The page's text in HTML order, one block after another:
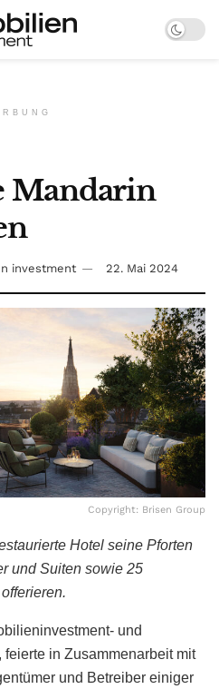
Mandarin
investment 22. Mai 2024
Copyright: Brisen Group
Hotel seine Pforten
und Suiten sowie 25
und
in Zusammenarbeit mit
und Betreiber einiger